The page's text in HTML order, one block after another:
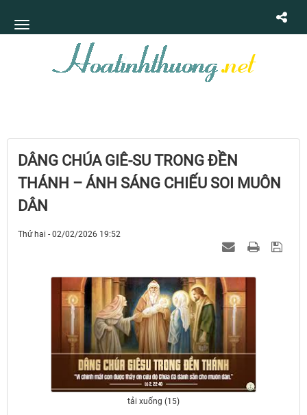
DÂNG CHÚA GIÊ-SU TRONG ĐỀN
THÁNH – ÁNH SÁNG CHIẾU SOI MUÔN
DÂN
Thứ hai - 02/02/2026 19:52
tải xuống (15)